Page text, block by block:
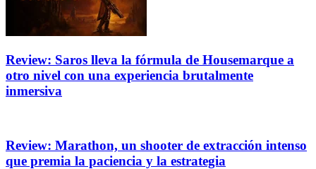
Review: Saros lleva la fórmula de Housemarque a
otro nivel con una experiencia brutalmente
inmersiva
Review: Marathon, un shooter de extracción intenso
que premia la paciencia y la estrategia